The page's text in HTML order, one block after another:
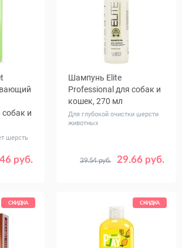
и
шерсть
руб.
Шампунь Elite
Professional для собак и
кошек, 270 мл
Для глубокой очистки шерсти
животных
29.66 руб.
39.54 руб.
СКИДКА СКИДКА